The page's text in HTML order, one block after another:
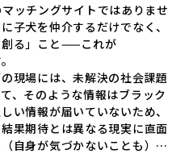
ッチングサイトではありませ
子犬を仲介するだけでなく、
創る」こと——これが
現場には、未解決の社会課題
、そのような情報はブラック
い情報が届いていないため、
果期待とは異なる現実に直面
自身が気づかないことも）。